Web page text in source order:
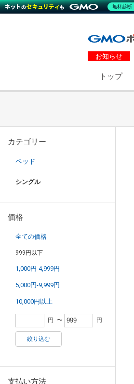
お知らせ
トップ
カテゴリー
ベッド
シングル
価格
全ての価格
999円以下
1,000円-4,999円
5,000円-9,999円
10,000円以上
円 〜 円
絞り込む
支払い方法
無料診断